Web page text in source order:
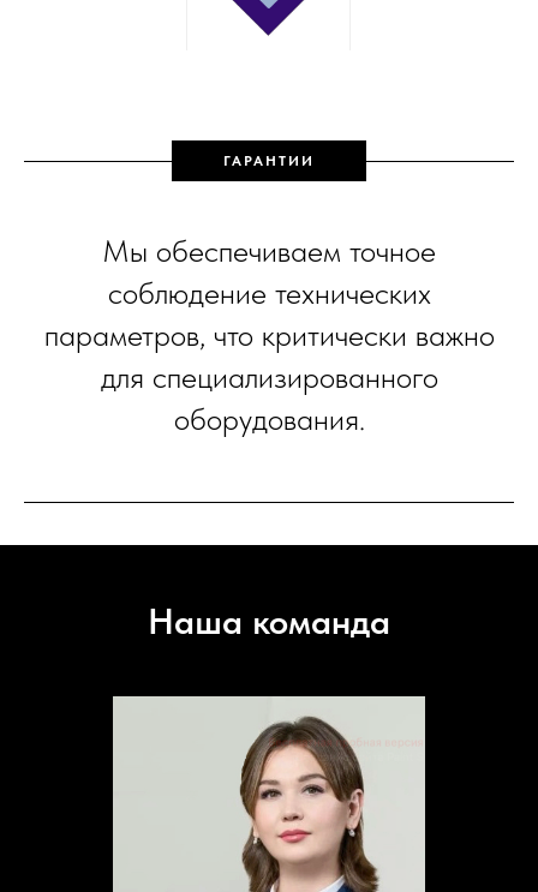
ГАРАНТИИ
Мы обеспечиваем точное
соблюдение технических
параметров, что критически важно
для специализированного
оборудования.
Наша команда